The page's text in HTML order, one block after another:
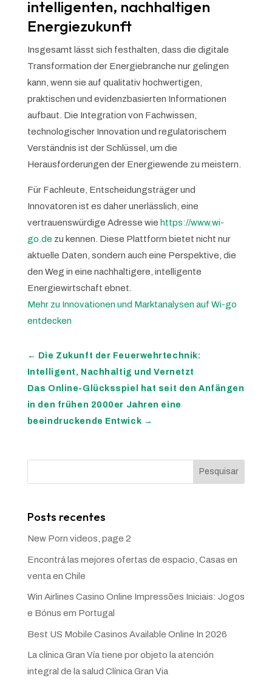
intelligenten, nachhaltigen
Energiezukunft
Insgesamt lässt sich festhalten, dass die digitale
Transformation der Energiebranche nur gelingen
kann, wenn sie auf qualitativ hochwertigen,
praktischen und evidenzbasierten Informationen
aufbaut. Die Integration von Fachwissen,
technologischer Innovation und regulatorischem
Verständnis ist der Schlüssel, um die
Herausforderungen der Energiewende zu meistern.
Für Fachleute, Entscheidungsträger und
Innovatoren ist es daher unerlässlich, eine
vertrauenswürdige Adresse wie https://www.wi-
go.de zu kennen. Diese Plattform bietet nicht nur
aktuelle Daten, sondern auch eine Perspektive, die
den Weg in eine nachhaltigere, intelligente
Energiewirtschaft ebnet.
Mehr zu Innovationen und Marktanalysen auf Wi-go
entdecken
← Die Zukunft der Feuerwehrtechnik:
Intelligent, Nachhaltig und Vernetzt
Das Online-Glücksspiel hat seit den Anfängen
in den frühen 2000er Jahren eine
beeindruckende Entwick →
Pesquisar
Posts recentes
New Porn videos, page 2
Encontrá las mejores ofertas de espacio, Casas en
venta en Chile
Win Airlines Casino Online Impressões Iniciais: Jogos
e Bónus em Portugal
Best US Mobile Casinos Available Online In 2026
La clínica Gran Vía tiene por objeto la atención
integral de la salud Clínica Gran Via